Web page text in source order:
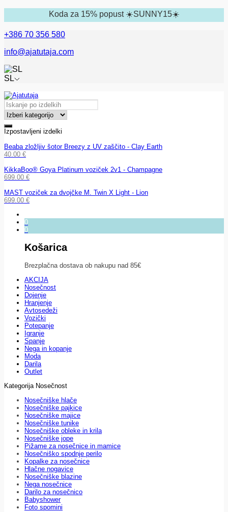
Koda za 15% popust ☀️SUNNY15☀️
+386 70 356 580
info@ajatutaja.com
SL
Izpostavljeni izdelki
Beaba zložljiv šotor Breezy z UV zaščito - Clay Earth
40.00 €
KikkaBoo® Goya Platinum voziček 2v1 - Champagne
699.00 €
MAST voziček za dvojčke M. Twin X Light - Lion
699.00 €
0
0
Košarica
Brezplačna dostava ob nakupu nad 85€
AKCIJA
Nosečnost
Dojenje
Hranjenje
Avtosedeži
Vozički
Potepanje
Igranje
Spanje
Nega in kopanje
Moda
Darila
Outlet
Kategorija Nosečnost
Nosečniške hlače
Nosečniške pajkice
Nosečniške majice
Nosečniške tunike
Nosečniške obleke in krila
Nosečniške jope
Pižame za nosečnice in mamice
Nosečniško spodnje perilo
Kopalke za nosečnice
Hlačne nogavice
Nosečniške blazine
Nega nosečnice
Darilo za nosečnico
Babyshower
Foto spomini